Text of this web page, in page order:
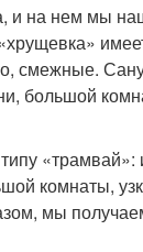
и на нем мы
смежные.
большой
«трамвай»:
комнаты,
мы